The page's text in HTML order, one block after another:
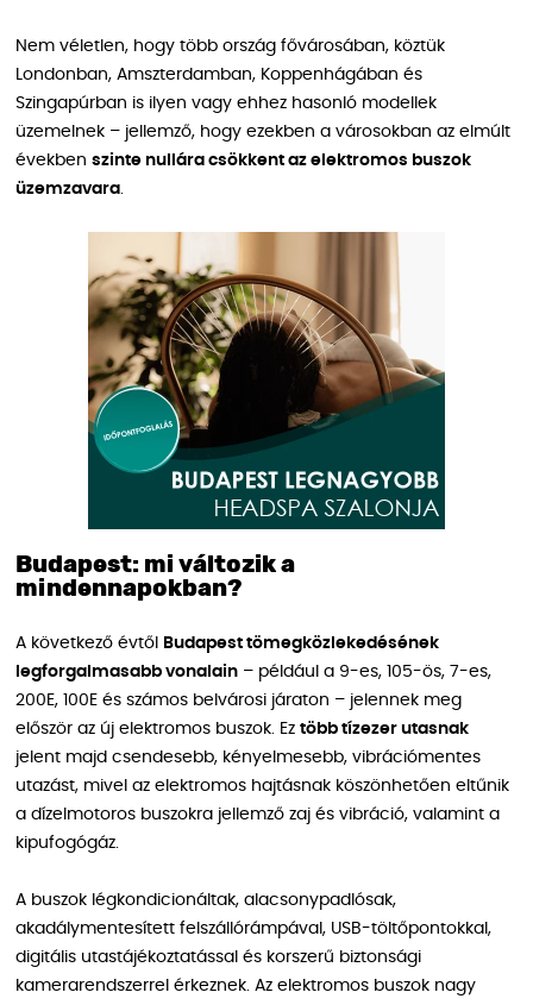
Nem véletlen, hogy több ország fővárosában, köztük
Londonban, Amszterdamban, Koppenhágában és
Szingapúrban is ilyen vagy ehhez hasonló modellek
üzemelnek – jellemző, hogy ezekben a városokban az elmúlt
években szinte nullára csökkent az elektromos buszok
üzemzavara.
Budapest: mi változik a
mindennapokban?
A következő évtől
Budapest tömegközlekedésének
legforgalmasabb vonalain – például a 9-es, 105-ös, 7-es,
200E, 100E és számos belvárosi járaton – jelennek meg
először az új elektromos buszok. Ez több tízezer utasnak
jelent majd csendesebb, kényelmesebb, vibrációmentes
utazást, mivel az elektromos hajtásnak köszönhetően eltűnik
a dízelmotoros buszokra jellemző zaj és vibráció, valamint a
kipufogógáz.
A buszok légkondicionáltak, alacsonypadlósak,
akadálymentesített felszállórámpával, USB-töltőpontokkal,
digitális utastájékoztatással és korszerű biztonsági
kamerarendszerrel érkeznek. Az elektromos buszok nagy